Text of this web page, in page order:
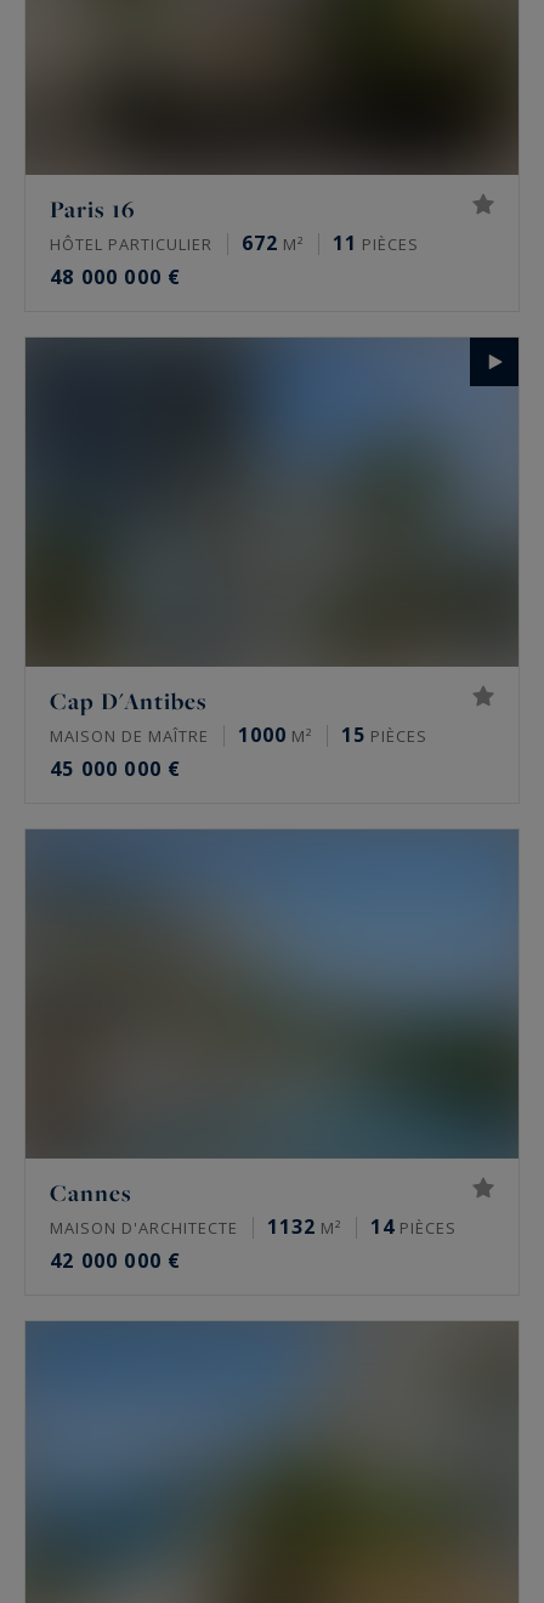
Paris 16
HÔTEL PARTICULIER 672 M² 11 PIÈCES
48 000 000 €
Cap D'Antibes
MAISON DE MAÎTRE 1000 M² 15 PIÈCES
45 000 000 €
Cannes
MAISON D'ARCHITECTE 1132 M² 14 PIÈCES
42 000 000 €